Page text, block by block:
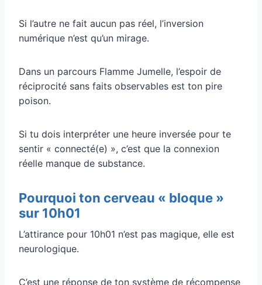
Si l’autre ne fait aucun pas réel, l’inversion
numérique n’est qu’un mirage.
Dans un parcours Flamme Jumelle, l’espoir de
réciprocité sans faits observables est ton pire
poison.
Si tu dois interpréter une heure inversée pour te
sentir « connecté(e) », c’est que la connexion
réelle manque de substance.
Pourquoi ton cerveau « bloque »
sur 10h01
L’attirance pour 10h01 n’est pas magique, elle est
neurologique.
C’est une réponse de ton système de récompense